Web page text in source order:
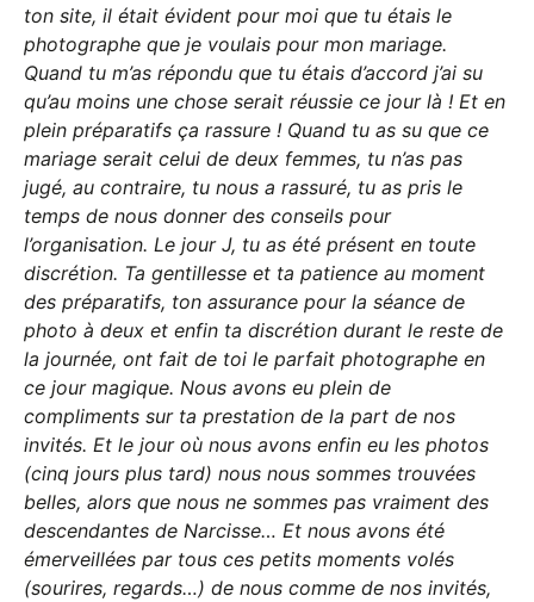
ton site, il était évident pour moi que tu étais le
photographe que je voulais pour mon mariage.
Quand tu m’as répondu que tu étais d’accord j’ai su
qu’au moins une chose serait réussie ce jour là ! Et en
plein préparatifs ça rassure ! Quand tu as su que ce
mariage serait celui de deux femmes, tu n’as pas
jugé, au contraire, tu nous a rassuré, tu as pris le
temps de nous donner des conseils pour
l’organisation. Le jour J, tu as été présent en toute
discrétion. Ta gentillesse et ta patience au moment
des préparatifs, ton assurance pour la séance de
photo à deux et enfin ta discrétion durant le reste de
la journée, ont fait de toi le parfait photographe en
ce jour magique. Nous avons eu plein de
compliments sur ta prestation de la part de nos
invités. Et le jour où nous avons enfin eu les photos
(cinq jours plus tard) nous nous sommes trouvées
belles, alors que nous ne sommes pas vraiment des
descendantes de Narcisse… Et nous avons été
émerveillées par tous ces petits moments volés
(sourires, regards…) de nous comme de nos invités,